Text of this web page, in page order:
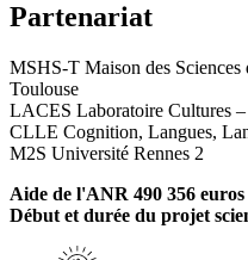
Partenariat
MSHS-T Maison des Sciences
Toulouse
LACES Laboratoire Cultures
CLLE Cognition, Langues,
M2S Université Rennes 2
Aide de l'ANR 490 356 euros
Début et durée du projet